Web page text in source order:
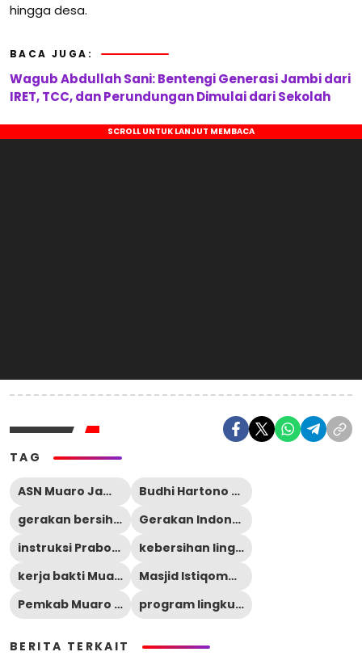
hingga desa.
BACA JUGA:
Wagub Abdullah Sani: Bentengi Generasi Jambi dari
IRET, TCC, dan Perundungan Dimulai dari Sekolah
TAG
ASN Muaro Jambi
Budhi Hartono Sekda Muaro Jambi
gerakan bersih lingkungan
Gerakan Indonesia ASRI
instruksi Prabowo Subianto
kebersihan lingkungan Sengeti
kerja bakti Muaro Jambi
Masjid Istiqomah Sengeti
Pemkab Muaro Jambi
program lingkungan Muaro Jambi
BERITA TERKAIT